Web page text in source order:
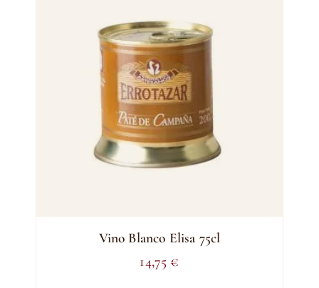
Vino Blanco Elisa 75cl
14,75 €